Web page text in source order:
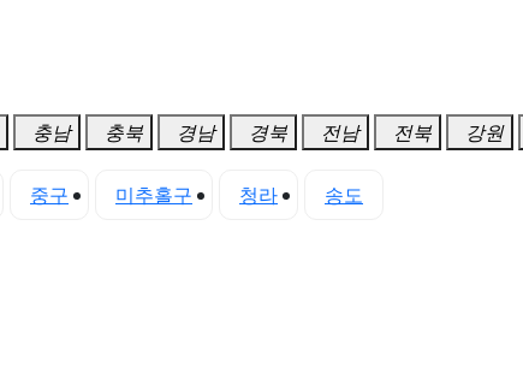
충남 충북 경남 경북 전남 전북 강원
중구 미추홀구 청라
송도